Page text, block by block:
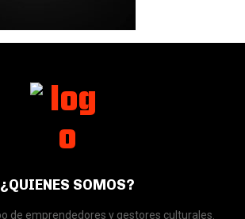
¿QUIENES SOMOS?
de emprendedores y gestores culturales.